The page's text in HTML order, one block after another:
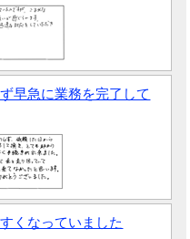
早急に業務を完了して
くなっていました